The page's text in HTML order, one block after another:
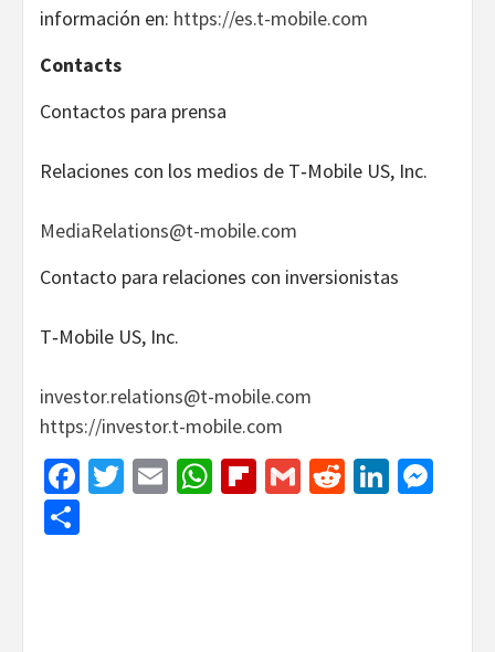
información en: https://es.t-mobile.com
Contacts
Contactos para prensa
Relaciones con los medios de T‑Mobile US, Inc.
MediaRelations@t-mobile.com
Contacto para relaciones con inversionistas
T‑Mobile US, Inc.
investor.relations@t-mobile.com
https://investor.t-mobile.com
Facebook
Twitter
EmailWhatsApp
Flipboard
GmailReddit